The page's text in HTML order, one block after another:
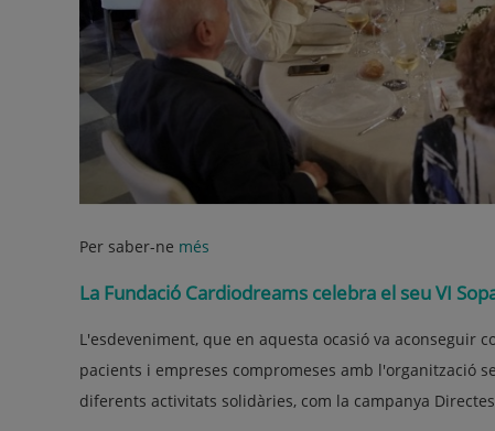
Per saber-ne més
La Fundació Cardiodreams celebra el seu VI
L'esdeveniment, que en aquesta ocasió va aconseguir
pacients i empreses compromeses amb l'organització
diferents activitats solidàries, com la campanya